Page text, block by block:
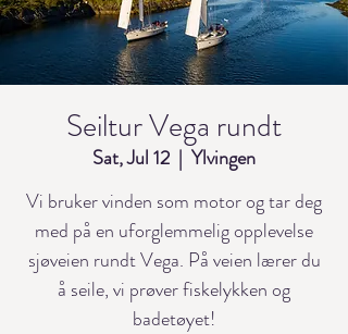
Seiltur Vega rundt
Sat, Jul 12
  |
Ylvingen
Vi bruker vinden som motor og tar deg
med på en uforglemmelig opplevelse
sjøveien rundt Vega. På veien lærer du
å seile, vi prøver fiskelykken og
badetøyet!